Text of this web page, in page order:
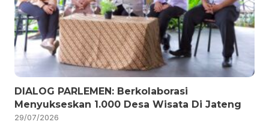
DIALOG PARLEMEN: Berkolaborasi
Menyukseskan 1.000 Desa Wisata Di Jateng
29/07/2026